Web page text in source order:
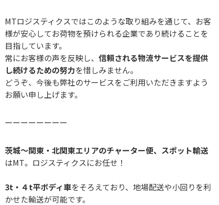
MTロジスティクスではこのような取り組みを通じて、お客
様が安心してお荷物を預けられる企業であり続けることを
目指しています。
常にお客様の声を反映し、 信頼される物流サービスを提供
し続けるための努力を惜しみません。
どうぞ、今後も弊社のサービスをご利用いただきますよう
お願い申し上げます。
ーーーーーーーー
茨城～関東・北関東エリアのチャーター便、スポット輸送
はMT。ロジスティクスにお任せ！
3t・４t平ボディ車をそろえており、地場配送や小回りを利
かせた輸送が可能です。